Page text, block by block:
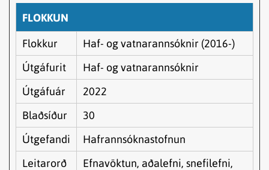
FLOKKUN
Flokkur
Haf- og vatnarannsóknir (2016-)
Útgáfurit
Haf- og vatnarannsóknir
Útgáfuár
2022
Blaðsíður
30
Útgefandi
Hafrannsóknastofnun
Leitarorð
Efnavöktun, aðalefni, snefilefni,